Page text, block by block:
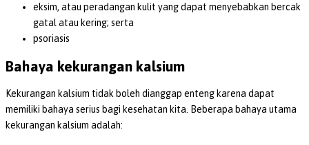
eksim, atau peradangan kulit yang dapat menyebabkan bercak
gatal atau kering; serta
psoriasis
Bahaya kekurangan kalsium
Kekurangan kalsium tidak boleh dianggap enteng karena dapat
memiliki bahaya serius bagi kesehatan kita. Beberapa bahaya utama
kekurangan kalsium adalah: